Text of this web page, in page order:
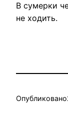
В сумерки
не ходить.
Опубликовано